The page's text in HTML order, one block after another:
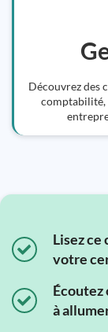
Découvrez des
comptabilité,
Lisez
votre
Écoutez
à